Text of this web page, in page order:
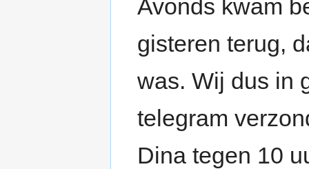
Avonds kwam
gisteren terug,
was. Wij dus in
telegram
Dina tegen 10